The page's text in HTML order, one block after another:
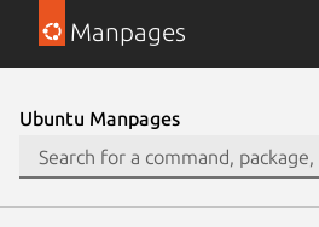
Manpages
Ubuntu Manpages